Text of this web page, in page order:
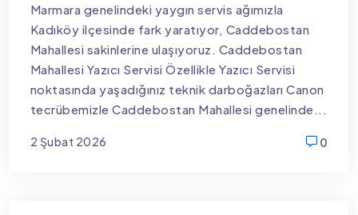
Marmara genelindeki yaygın servis ağımızla
Kadıköy ilçesinde fark yaratıyor, Caddebostan
Mahallesi sakinlerine ulaşıyoruz. Caddebostan
Mahallesi Yazıcı Servisi Özellikle Yazıcı Servisi
noktasında yaşadığınız teknik darboğazları Canon
tecrübemizle Caddebostan Mahallesi genelinde...
2 Şubat 2026
0